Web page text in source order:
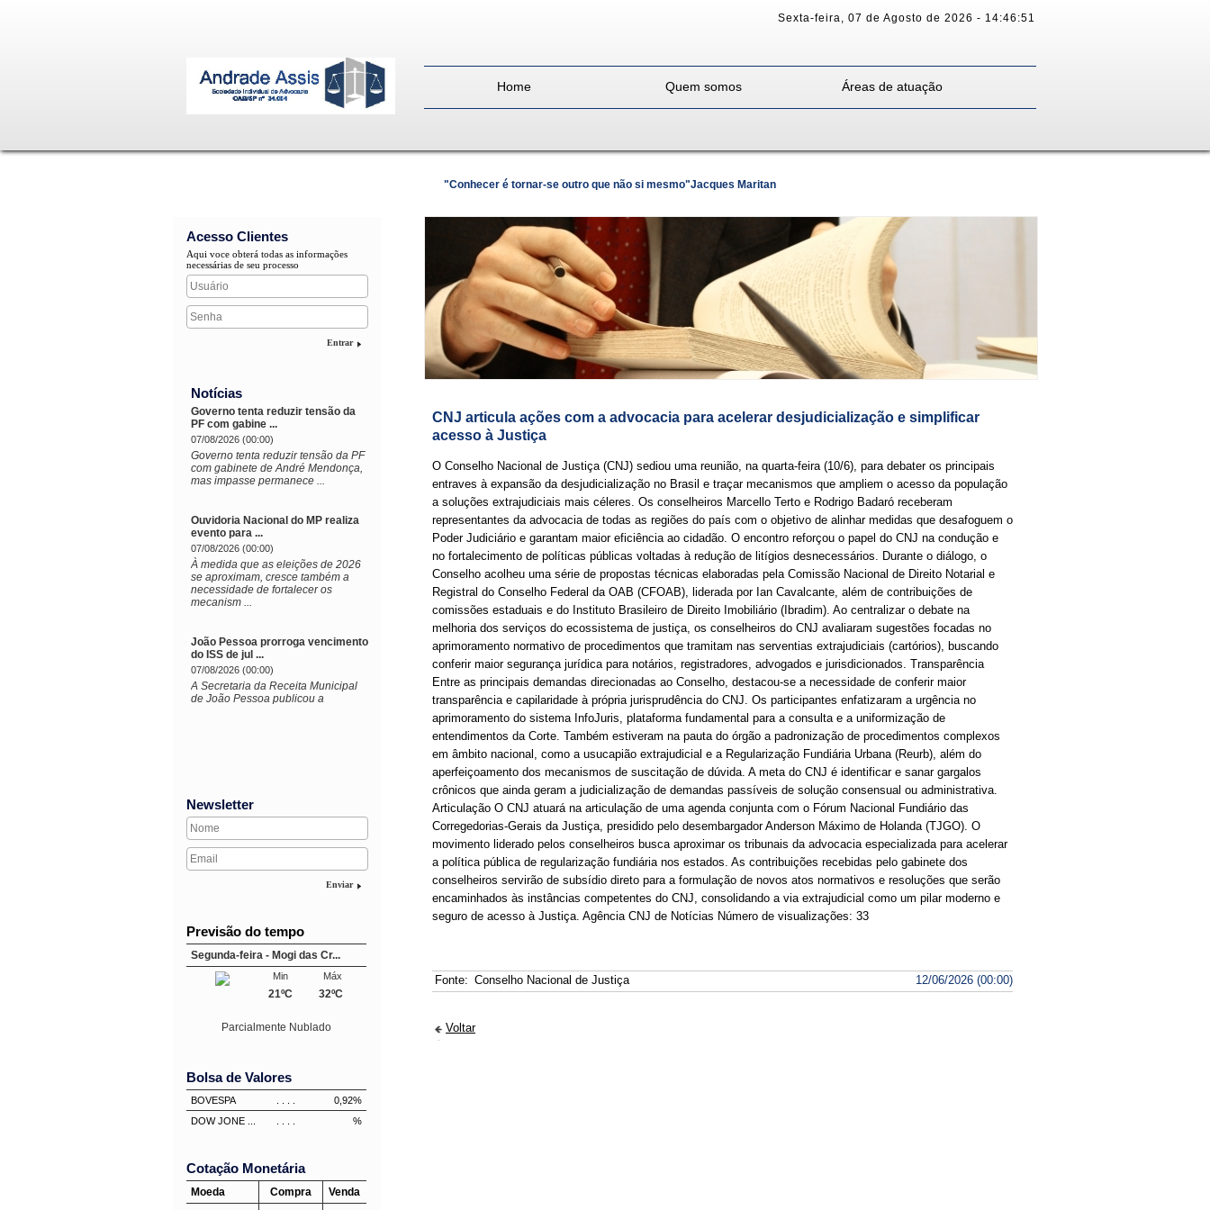
Sexta-feira, 07 de Agosto de 2026 - 14:46:51
Home Quem somos Áreas de atuação
"Conhecer é tornar-se outro que não si mesmo"Jacques Maritan
Acesso Clientes
Aqui voce obterá todas as informações
necessárias de seu processo
Entrar
Notícias
Governo tenta reduzir tensão da
PF com gabine ...
07/08/2026 (00:00)
Governo tenta reduzir tensão da PF
com gabinete de André Mendonça,
mas impasse permanece ...
Ouvidoria Nacional do MP realiza
evento para ...
07/08/2026 (00:00)
À medida que as eleições de 2026
se aproximam, cresce também a
necessidade de fortalecer os
mecanism ...
João Pessoa prorroga vencimento
do ISS de jul ...
07/08/2026 (00:00)
A Secretaria da Receita Municipal
de João Pessoa publicou a
Newsletter
Enviar
Previsão do tempo
Segunda-feira - Mogi das Cr...
Máx
32ºC
Min
21ºC
Parcialmente Nublado
Bolsa de Valores
BOVESPA 0,92%
DOW JONE ...
%
Cotação Monetária
Moeda Compra Venda
CNJ articula ações com a advocacia para acelerar desjudicialização e simplificar
acesso à Justiça
O Conselho Nacional de Justiça (CNJ) sediou uma reunião, na quarta-feira (10/6), para debater os principais
entraves à expansão da desjudicialização no Brasil e traçar mecanismos que ampliem o acesso da população
a soluções extrajudiciais mais céleres. Os conselheiros Marcello Terto e Rodrigo Badaró receberam
representantes da advocacia de todas as regiões do país com o objetivo de alinhar medidas que desafoguem o
Poder Judiciário e garantam maior eficiência ao cidadão. O encontro reforçou o papel do CNJ na condução e
no fortalecimento de políticas públicas voltadas à redução de litígios desnecessários. Durante o diálogo, o
Conselho acolheu uma série de propostas técnicas elaboradas pela Comissão Nacional de Direito Notarial e
Registral do Conselho Federal da OAB (CFOAB), liderada por Ian Cavalcante, além de contribuições de
comissões estaduais e do Instituto Brasileiro de Direito Imobiliário (Ibradim). Ao centralizar o debate na
melhoria dos serviços do ecossistema de justiça, os conselheiros do CNJ avaliaram sugestões focadas no
aprimoramento normativo de procedimentos que tramitam nas serventias extrajudiciais (cartórios), buscando
conferir maior segurança jurídica para notários, registradores, advogados e jurisdicionados. Transparência
Entre as principais demandas direcionadas ao Conselho, destacou-se a necessidade de conferir maior
transparência e capilaridade à própria jurisprudência do CNJ. Os participantes enfatizaram a urgência no
aprimoramento do sistema InfoJuris, plataforma fundamental para a consulta e a uniformização de
entendimentos da Corte. Também estiveram na pauta do órgão a padronização de procedimentos complexos
em âmbito nacional, como a usucapião extrajudicial e a Regularização Fundiária Urbana (Reurb), além do
aperfeiçoamento dos mecanismos de suscitação de dúvida. A meta do CNJ é identificar e sanar gargalos
crônicos que ainda geram a judicialização de demandas passíveis de solução consensual ou administrativa.
Articulação O CNJ atuará na articulação de uma agenda conjunta com o Fórum Nacional Fundiário das
Corregedorias-Gerais da Justiça, presidido pelo desembargador Anderson Máximo de Holanda (TJGO). O
movimento liderado pelos conselheiros busca aproximar os tribunais da advocacia especializada para acelerar
a política pública de regularização fundiária nos estados. As contribuições recebidas pelo gabinete dos
conselheiros servirão de subsídio direto para a formulação de novos atos normativos e resoluções que serão
encaminhados às instâncias competentes do CNJ, consolidando a via extrajudicial como um pilar moderno e
seguro de acesso à Justiça. Agência CNJ de Notícias Número de visualizações: 33
Fonte: Conselho Nacional de Justiça 12/06/2026 (00:00)
Voltar